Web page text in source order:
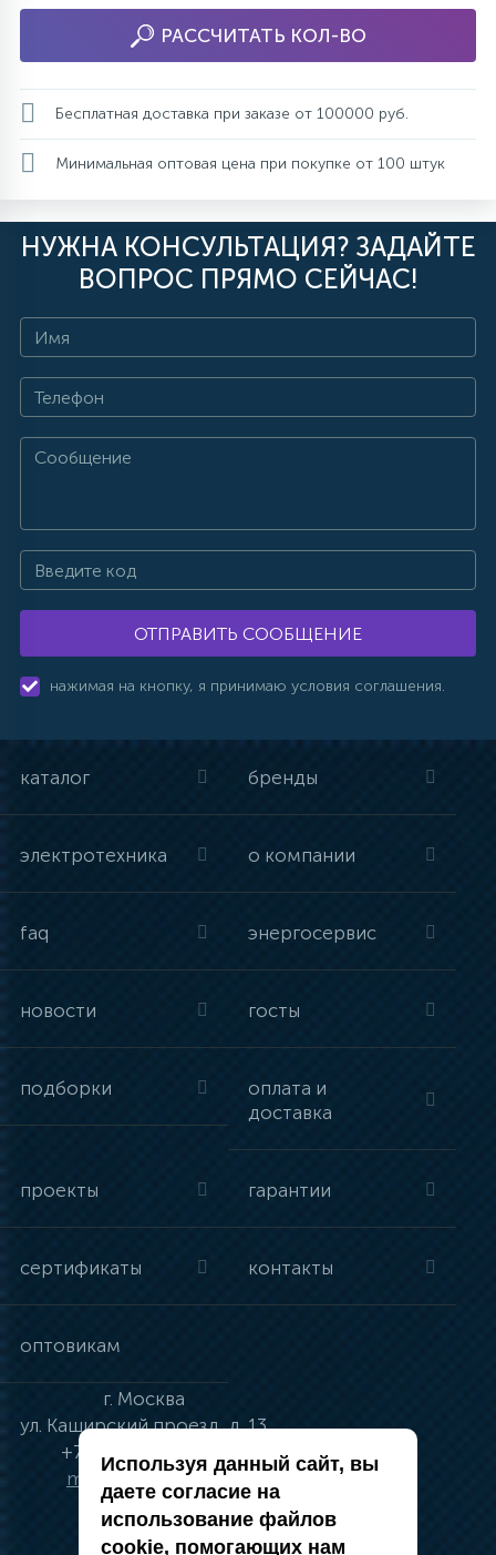
РАССЧИТАТЬ КОЛ-ВО
Бесплатная доставка при заказе от 100000 руб.
Минимальная оптовая цена при покупке от 100 штук
НУЖНА КОНСУЛЬТАЦИЯ? ЗАДАЙТЕ
ВОПРОС ПРЯМО СЕЙЧАС!
ОТПРАВИТЬ СООБЩЕНИЕ
нажимая на кнопку, я принимаю условия соглашения.
каталог бренды
электротехника о компании
faq энергосервис
новости госты
подборки
оплата и
доставка
проекты гарантии
сертификаты контакты
оптовикам
г. Москва
ул. Каширский проезд, д. 13
+7 (495) 134-41-83
moskva@vincci.ru
Используя данный сайт, вы
даете согласие на
использование файлов
cookie, помогающих нам